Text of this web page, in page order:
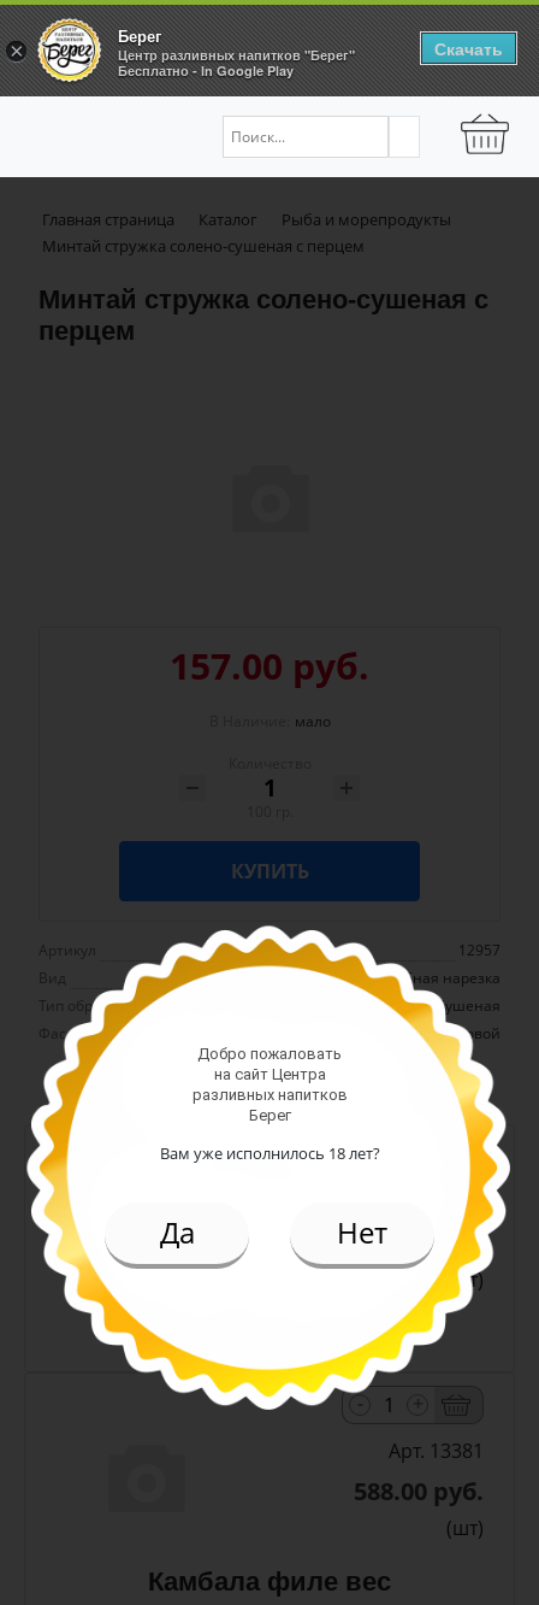
Главная страница Каталог
Рыба и морепродукты
Минтай стружка солено-сушеная с перцем
Минтай стружка солено-сушеная с
перцем
157.00 руб.
мало
КУПИТЬ
Артикул
12957
Вид
Рыбная нарезка
Тип обработки
Сушеная
Фасовка
Весовой
-
Арт. 13380
588.00 руб.
(шт)
Камбала стружка вес
Арт. 13381
588.00 руб.
(шт)
Камбала филе вес
Добро пожаловать
на сайт Центра
разливных напитков
Берег
Вам уже исполнилось 18 лет?
Да Нет
×
Берег
Центр разливных напитков "Берег"
Бесплатно - In Google Play
Скачать